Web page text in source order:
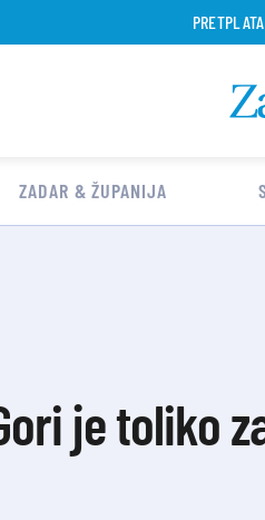
PRETPLATA
ZADAR & ŽUPANIJA
je toliko